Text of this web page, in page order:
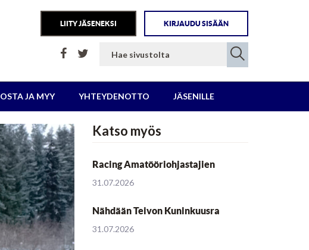
KIRJAUDU SISÄÄN
LIITY JÄSENEKSI
OSTA JA MYY YHTEYDENOTTO JÄSENILLE
Katso myös
Racing Amatööriohjastajien
31.07.2026
Nähdään Teivon Kuninkuusra
31.07.2026